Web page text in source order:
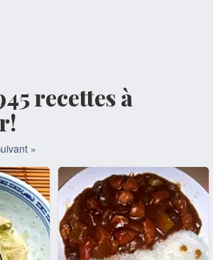
recettes à
»